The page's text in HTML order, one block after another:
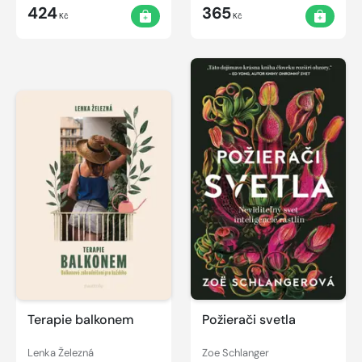
424Kč 365Kč
Terapie balkonem
Lenka Železná
Požierači svetla
Zoe Schlanger